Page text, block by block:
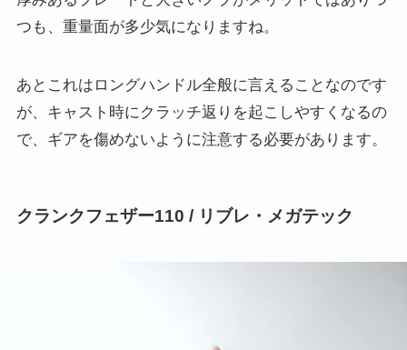
つも、重量面が多少気になりますね。
あとこれはロングハンドル全般に言えることなのです
が、キャスト時にクラッチ返りを起こしやすくなるの
で、ギアを傷めないように注意する必要があります。
クランクフェザー110 / リブレ ・メガテック